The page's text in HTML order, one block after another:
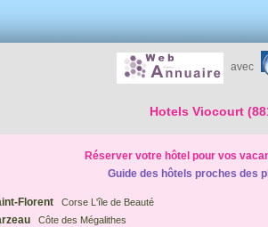
avec
Hotels Viocourt
Réserver votre hôtel pour vos
Guide des hôtels proches des
Florent Corse L'île de Beauté
Côte des Mégalithes